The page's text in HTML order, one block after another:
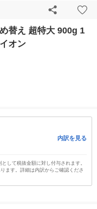
替え 超特大 900g 1
オン
内訳を見る
して税抜金額に対し付与されます。
ます。詳細は内訳からご確認くださ